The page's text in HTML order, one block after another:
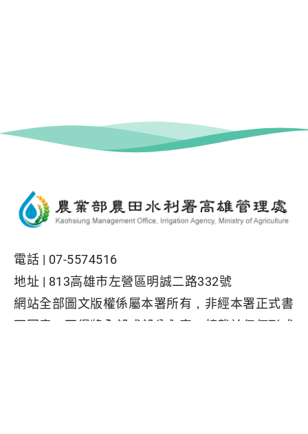
電話 | 07-5574516
地址 | 813高雄市左營區明誠二路332號
網站全部圖文版權係屬本署所有，非經本署正式書
面同意，不得將全部或部分內容，轉載於任何形式